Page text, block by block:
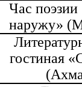
Час
наружу»
гостиная